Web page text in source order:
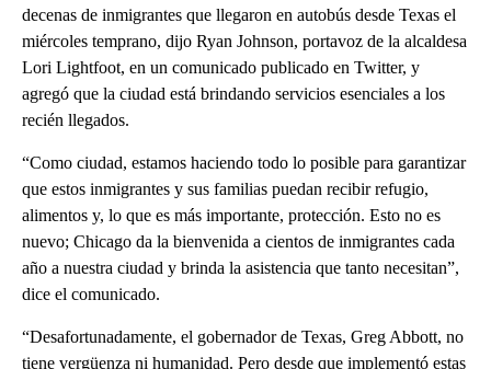
decenas de inmigrantes que llegaron en autobús desde Texas el
miércoles temprano, dijo Ryan Johnson, portavoz de la alcaldesa
Lori Lightfoot, en un comunicado publicado en Twitter, y
agregó que la ciudad está brindando servicios esenciales a los
recién llegados.
“Como ciudad, estamos haciendo todo lo posible para garantizar
que estos inmigrantes y sus familias puedan recibir refugio,
alimentos y, lo que es más importante, protección. Esto no es
nuevo; Chicago da la bienvenida a cientos de inmigrantes cada
año a nuestra ciudad y brinda la asistencia que tanto necesitan”,
dice el comunicado.
“Desafortunadamente, el gobernador de Texas, Greg Abbott, no
tiene vergüenza ni humanidad. Pero desde que implementó estas